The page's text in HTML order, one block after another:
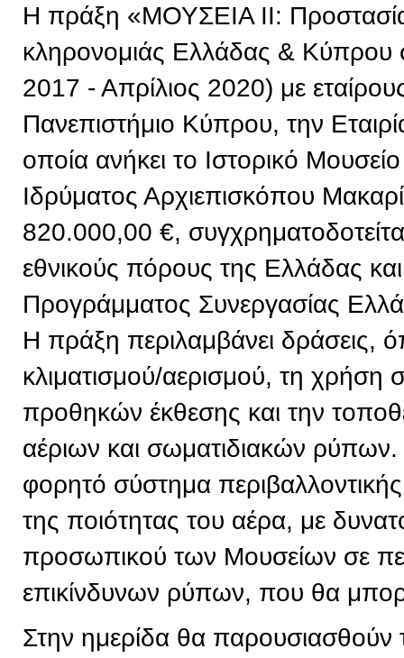
Η πράξη «ΜΟΥΣΕΙΑ ΙΙ: Προστασία
κληρονομιάς Ελλάδας & Κύπρου
2017 - Απρίλιος 2020) με
Πανεπιστήμιο Κύπρου, την
οποία ανήκει το Ιστορικό
Ιδρύματος Αρχιεπισκόπου
820.000,00 €,
εθνικούς πόρους της Ελλάδας
Προγράμματος Συνεργασίας
Η πράξη περιλαμβάνει δράσεις,
κλιματισμού/αερισμού, τη χρήση
προθηκών έκθεσης και την
αέριων και σωματιδιακών
φορητό σύστημα
της ποιότητας του αέρα, με
προσωπικού των Μουσείων σε
επικίνδυνων ρύπων, που θα
Στην ημερίδα θα